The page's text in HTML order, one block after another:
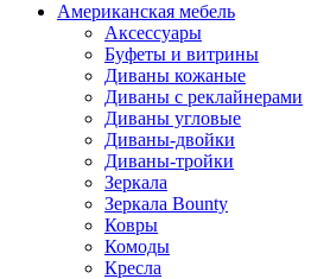
Американская мебель
Аксессуары
Буфеты и витрины
Диваны кожаные
Диваны с реклайнерами
Диваны угловые
Диваны-двойки
Диваны-тройки
Зеркала
Зеркала Bounty
Ковры
Комоды
Кресла